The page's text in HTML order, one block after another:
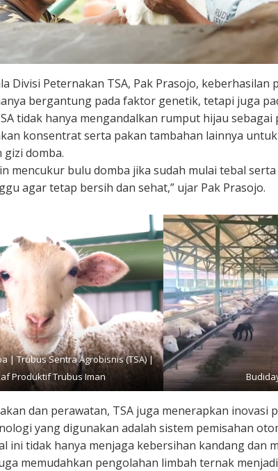
Divisi Peternakan TSA, Pak Prasojo, keberhasilan
bergantung pada faktor genetik, tetapi juga
tidak hanya mengandalkan rumput hijau sebagai
konsentrat serta pakan tambahan lainnya
gizi domba.
mencukur bulu domba jika sudah mulai tebal
agar tetap bersih dan sehat,” ujar Pak Prasojo.
| Trubus Sentra Agrobisnis (TSA) |
Produktif Trubus Iman
dan perawatan, TSA juga menerapkan inovasi
yang digunakan adalah sistem pemisahan
ini tidak hanya menjaga kebersihan kandang dan
memudahkan pengolahan limbah ternak